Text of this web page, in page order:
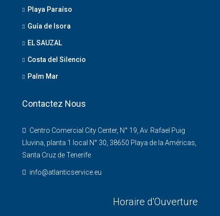
Playa Paraíso
Guía de Isora
EL SAUZAL
Costa del Silencio
Palm Mar
Contactez Nous
Centro Comercial City Center, N° 19, Av. Rafael Puig
Lluvina, planta 1 local N° 30, 38650 Playa de la Américas,
Santa Cruz de Tenerife
info@atlanticservice.eu
Horaire d'Ouverture